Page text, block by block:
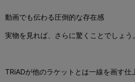
動画でも伝わる圧倒的な存在感
実物を見れば、さらに驚くことでしょう。
TRiADが他のラケットとは一線を画す仕